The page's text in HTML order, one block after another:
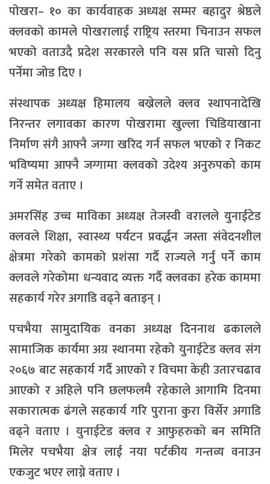
पोखरा– १० का कार्यवाहक अध्यक्ष सम्मर बहादुर श्रेष्ठले
क्लवको कामले पोखरालाई राष्ट्रिय स्तरमा चिनाउन सफल
भएको वताउदै प्रदेश सरकारले पनि यस प्रति चासो दिनु
पर्नेमा जोड दिए ।
संस्थापक अध्यक्ष हिमालय बख्रेलले क्लव स्थापनादेखि
निरन्तर लगावका कारण पोखरामा खुल्ला चिडियाखाना
निर्माण संगै आफ्नै जग्गा खरिद गर्न सफल भएको र निकट
भविष्यमा आफ्नै जग्गामा क्लवको उदेश्य अनुरुपको काम
गर्ने समेत वताए ।
अमरसिंह उच्च माविका अध्यक्ष तेजस्वी वरालले युनाईटेड
क्लवले शिक्षा, स्वास्थ्य पर्यटन प्रवर्द्धन जस्ता संवेदनशील
क्षेत्रमा गरेको कामको प्रशंसा गर्दै राज्यले गर्नु पर्नेे काम
क्लवले गरेकोमा धन्यवाद व्यक्त गर्दै क्लवका हरेक काममा
सहकार्य गरेर अगाडि वढ्ने बताइन् ।
पचभैया सामुदायिक वनका अध्यक्ष दिननाथ ढकालले
सामाजिक कार्यमा अग्र स्थानमा रहेको युनाईटेड क्लव संग
२०६७ बाट सहकार्य गर्दै आएको र विचमा केही उतारचढाव
आएको र अहिले पनि छलफलमै रहेकाले आगामि दिनमा
सकारात्मक ढंगले सहकार्य गरि पुराना कुरा विर्सेर अगाडि
वढ्ने वताए । युनाईटेड क्लव र आफुहरुको बन समिति
मिलेर पचभैया क्षेत्र लाई नया पर्टकीय गन्तव्य वनाउन
एकजुट भएर लाग्ने वताए ।